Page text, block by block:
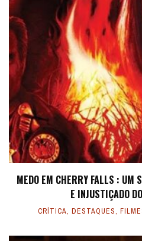
MEDO EM CHERRY FALLS : UM
E INJUSTIÇADO
CRÍTICA, DESTAQUES,